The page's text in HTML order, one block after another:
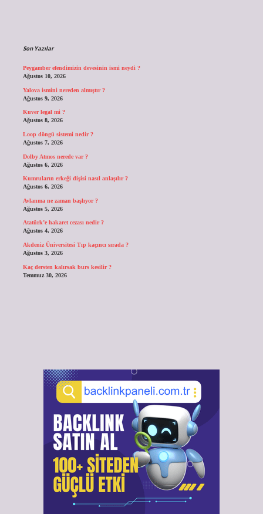
Son Yazılar
Peygamber efendimizin devesinin ismi neydi ?
Ağustos 10, 2026
Yalova ismini nereden almıştır ?
Ağustos 9, 2026
Kuver legal mi ?
Ağustos 8, 2026
Loop döngü sistemi nedir ?
Ağustos 7, 2026
Dolby Atmos nerede var ?
Ağustos 6, 2026
Kumruların erkeği dişisi nasıl anlaşılır ?
Ağustos 6, 2026
Avlanma ne zaman başlıyor ?
Ağustos 5, 2026
Atatürk’e hakaret cezası nedir ?
Ağustos 4, 2026
Akdeniz Üniversitesi Tıp kaçıncı sırada ?
Ağustos 3, 2026
Kaç dersten kalırsak burs kesilir ?
Temmuz 30, 2026